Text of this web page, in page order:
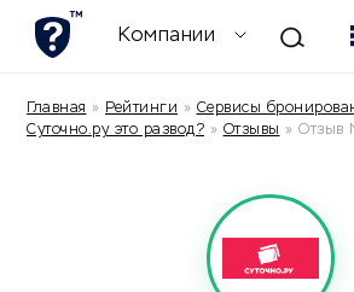
Компании
Главная » Рейтинги » Сервисы
Суточно.ру это развод? » Отзывы » Отзыв